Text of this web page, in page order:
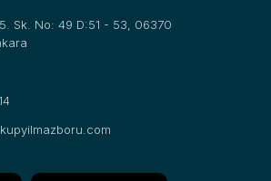
Sk. No: 49 D:51 - 53, 06370